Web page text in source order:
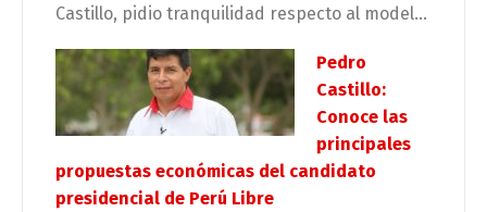
Castillo, pidio tranquilidad respecto al model...
Pedro
Castillo:
Conoce las
principales
propuestas económicas del candidato
presidencial de Perú Libre